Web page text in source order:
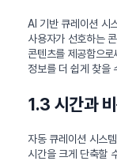
AI 기반 큐레이션 시
사용자가 선호하는
콘텐츠를 제공함으
정보를 더 쉽게 찾을
1.3 시간과
자동 큐레이션 시스
시간을 크게 단축할